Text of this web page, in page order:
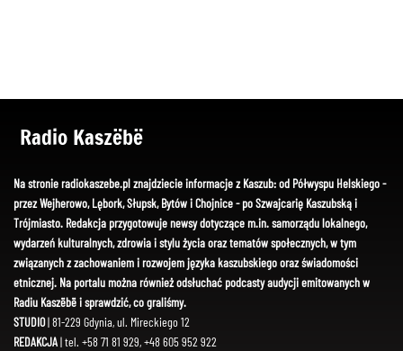
Radio Kaszëbë
Na stronie radiokaszebe.pl znajdziecie informacje z Kaszub: od Półwyspu Helskiego -
przez Wejherowo, Lębork, Słupsk, Bytów i Chojnice - po Szwajcarię Kaszubską i
Trójmiasto. Redakcja przygotowuje newsy dotyczące m.in. samorządu lokalnego,
wydarzeń kulturalnych, zdrowia i stylu życia oraz tematów społecznych, w tym
związanych z zachowaniem i rozwojem języka kaszubskiego oraz świadomości
etnicznej. Na portalu można również odsłuchać podcasty audycji emitowanych w
Radiu Kaszëbë i sprawdzić, co graliśmy.
STUDIO| 81-229 Gdynia, ul. Mireckiego 12
REDAKCJA| tel. +58 71 81 929, +48 605 952 922